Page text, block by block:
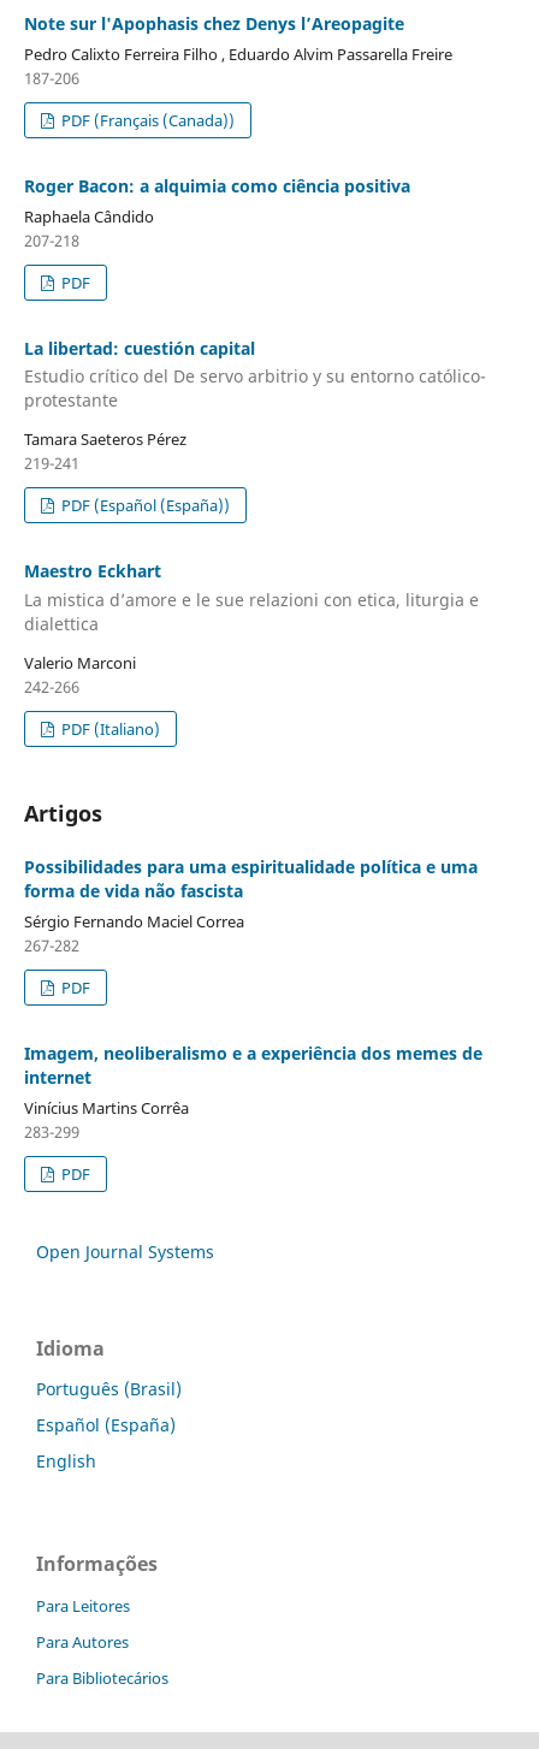
Note sur l'Apophasis chez Denys l’Areopagite
Pedro Calixto Ferreira Filho , Eduardo Alvim Passarella Freire
187-206
PDF (Français (Canada))
Roger Bacon: a alquimia como ciência positiva
Raphaela Cândido
207-218
PDF
La libertad: cuestión capital
Estudio crítico del De servo arbitrio y su entorno católico-
protestante
Tamara Saeteros Pérez
219-241
PDF (Español (España))
Maestro Eckhart
La mistica d’amore e le sue relazioni con etica, liturgia e
dialettica
Valerio Marconi
242-266
PDF (Italiano)
Artigos
Possibilidades para uma espiritualidade política e uma
forma de vida não fascista
Sérgio Fernando Maciel Correa
267-282
PDF
Imagem, neoliberalismo e a experiência dos memes de
internet
Vinícius Martins Corrêa
283-299
PDF
Open Journal Systems
Idioma
Português (Brasil)
Español (España)
English
Informações
Para Leitores
Para Autores
Para Bibliotecários